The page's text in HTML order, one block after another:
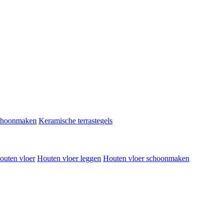
Keramische terrastegels
vloer Houten vloer leggen Houten vloer schoonmaken